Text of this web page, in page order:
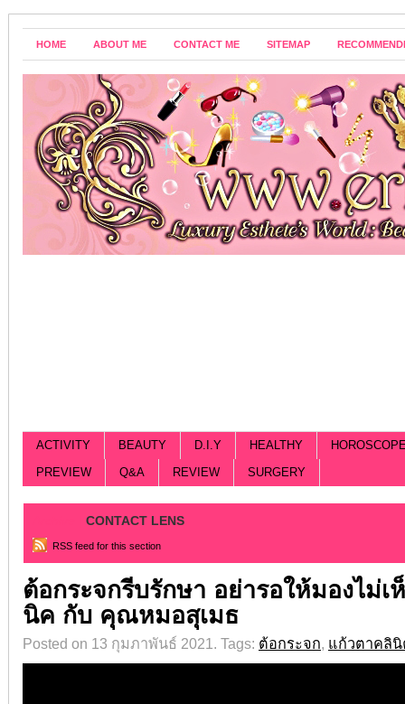
HOME ABOUT ME CONTACT ME SITEMAP
ACTIVITY BEAUTY D.I.Y HEALTHY
PREVIEW
Q&A REVIEW SURGERY
CONTACT LENS
RSS feed for this section
ต้อกระจกรีบรักษา อย่ารอให้มองไม่
นิค กับ คุณหมอสุเมธ
Posted on 13 กุมภาพันธ์ 2021. Tags: ต้อกระจก, แก้วตาคลิ